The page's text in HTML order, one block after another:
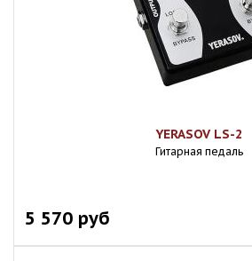
YERASOV LS-2
Гитарная педаль
5 570 руб